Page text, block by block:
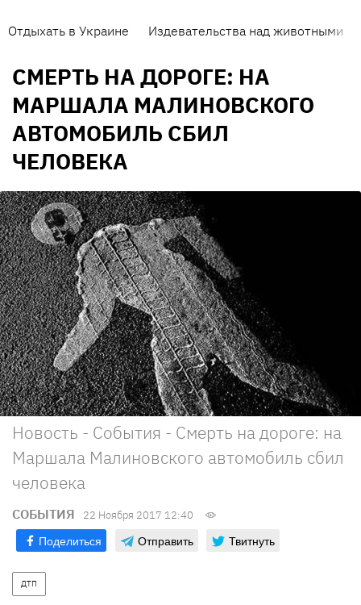
Отдыхать в Украине Издевательства над животными
СМЕРТЬ НА ДОРОГЕ: НА
МАРШАЛА МАЛИНОВСКОГО
АВТОМОБИЛЬ СБИЛ
ЧЕЛОВЕКА
Новость - События - Смерть на дороге: на
Маршала Малиновского автомобиль сбил
человека
СОБЫТИЯ 22 Ноября 2017 12:40
Поделиться Отправить Твитнуть
ДТП